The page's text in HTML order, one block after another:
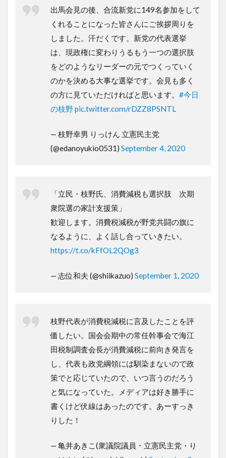
出馬会見の後、合流新党に149名参加をして
くれることになった皆さんにご挨拶周りを
しました。汗だくです。新党の代表選挙
は、現政権に変わりうるもう一つの選択肢
をどのようなリーダーの元でつくっていく
のかを決める大事な選挙です。会見も多く
の方に見ていただければと思います。 #今日
の枝野pic.twitter.com/rDZZ8PSNTL
— 枝野幸男 りっけん 立憲民主党
(@edanoyukio0531) September 4, 2020
「立民・枝野氏、消費減税も選択肢 次期
衆院選の家計支援策」
歓迎します。消費税減税が野党共闘の旗に
なるように、よく話し合っていきたい。
https://t.co/kFfOL2QOg3
— 志位和夫 (@shiikazuo) September 1, 2020
枝野代表が消費税減税に言及したことを評
価したい。国会会期中の常任幹事会で海江
田税制調査会長が消費減税に前向き発言を
し、代表も政党綱領には馴染まないので政
策でと応じていたので、いつ言うのだろう
と気になっていた。メディアは好き勝手に
書くけど伏線はあったのです。あーすっき
りした！
— 亀井あきこ(衆議院議員・立憲民主党・り